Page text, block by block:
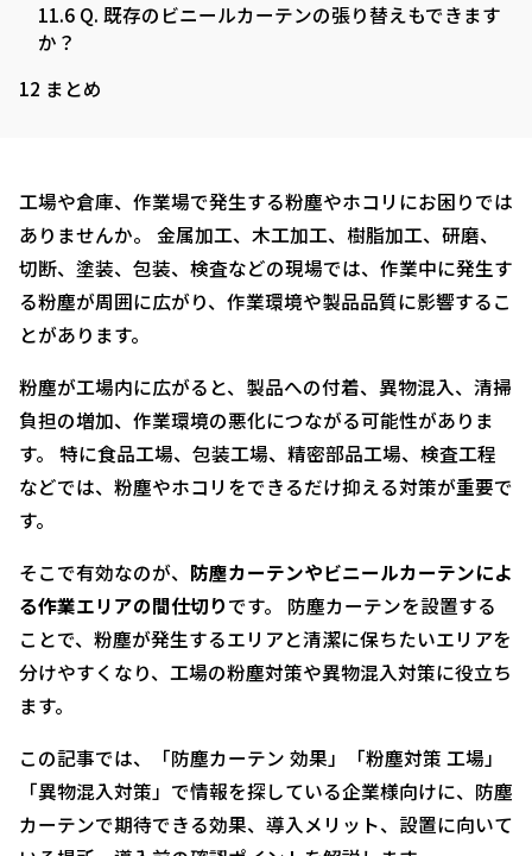
11.6 Q. 既存のビニールカーテンの張り替えもできます
か？
12 まとめ
工場や倉庫、作業場で発生する粉塵やホコリにお困りでは
ありませんか。 金属加工、木工加工、樹脂加工、研磨、
切断、塗装、包装、検査などの現場では、作業中に発生す
る粉塵が周囲に広がり、作業環境や製品品質に影響するこ
とがあります。
粉塵が工場内に広がると、製品への付着、異物混入、清掃
負担の増加、作業環境の悪化につながる可能性がありま
す。 特に食品工場、包装工場、精密部品工場、検査工程
などでは、粉塵やホコリをできるだけ抑える対策が重要で
す。
そこで有効なのが、 防塵カーテンやビニールカーテンによ
る作業エリアの間仕切りです。 防塵カーテンを設置する
ことで、粉塵が発生するエリアと清潔に保ちたいエリアを
分けやすくなり、工場の粉塵対策や異物混入対策に役立ち
ます。
この記事では、「防塵カーテン 効果」「粉塵対策 工場」
「異物混入対策」で情報を探している企業様向けに、防塵
カーテンで期待できる効果、導入メリット、設置に向いて